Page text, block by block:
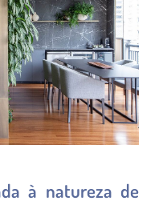
à natureza de